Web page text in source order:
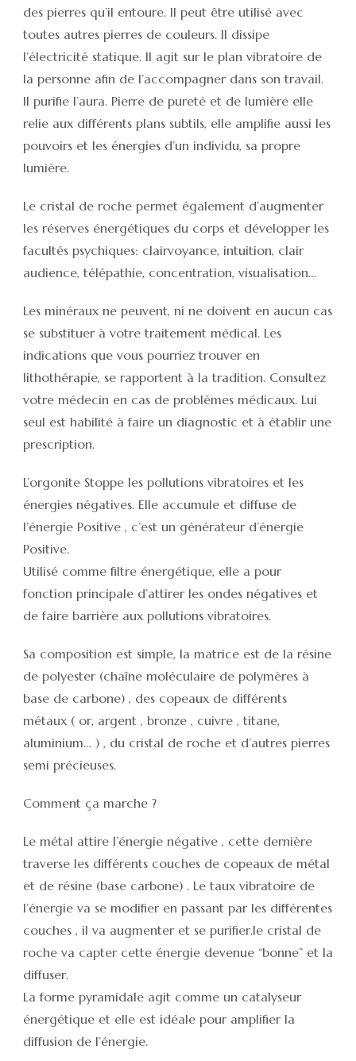
des pierres qu’il entoure. Il peut être utilisé avec
toutes autres pierres de couleurs. Il dissipe
l’électricité statique. Il agit sur le plan vibratoire de
la personne afin de l’accompagner dans son travail.
Il purifie l’aura. Pierre de pureté et de lumière elle
relie aux différents plans subtils, elle amplifie aussi les
pouvoirs et les énergies d’un individu, sa propre
lumière.
Le cristal de roche permet également d’augmenter
les réserves énergétiques du corps et développer les
facultés psychiques: clairvoyance, intuition, clair
audience, télépathie, concentration, visualisation…
Les minéraux ne peuvent, ni ne doivent en aucun cas
se substituer à votre traitement médical. Les
indications que vous pourriez trouver en
lithothérapie, se rapportent à la tradition. Consultez
votre médecin en cas de problèmes médicaux. Lui
seul est habilité à faire un diagnostic et à établir une
prescription.
L’orgonite Stoppe les pollutions vibratoires et les
énergies négatives. Elle accumule et diffuse de
l’énergie Positive , c’est un générateur d’énergie
Positive.
Utilisé comme filtre énergétique, elle a pour
fonction principale d’attirer les ondes négatives et
de faire barrière aux pollutions vibratoires.
Sa composition est simple, la matrice est de la résine
de polyester (chaîne moléculaire de polymères à
base de carbone) , des copeaux de différents
métaux ( or, argent , bronze , cuivre , titane,
aluminium… ) , du cristal de roche et d’autres pierres
semi précieuses.
Comment ça marche ?
Le métal attire l’énergie négative , cette dernière
traverse les différents couches de copeaux de métal
et de résine (base carbone) . Le taux vibratoire de
l’énergie va se modifier en passant par les différentes
couches , il va augmenter et se purifier.le cristal de
roche va capter cette énergie devenue “bonne” et la
diffuser.
La forme pyramidale agit comme un catalyseur
énergétique et elle est idéale pour amplifier la
diffusion de l’énergie.